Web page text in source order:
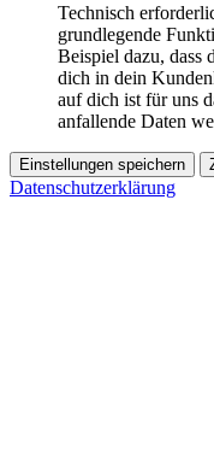
Technisch
grundlegende
Beispiel dazu, dass
dich in dein
auf dich ist für uns
anfallende Daten
Einstellungen speichern
Datenschutzerklärung